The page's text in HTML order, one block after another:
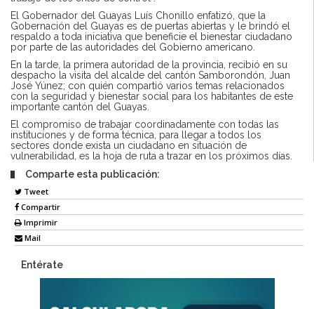
El Gobernador del Guayas Luís Chonillo enfatizó, que la
Gobernación del Guayas es de puertas abiertas y le brindó el
respaldo a toda iniciativa que beneficie el bienestar ciudadano
por parte de las autoridades del Gobierno americano.
En la tarde, la primera autoridad de la provincia, recibió en su
despacho la visita del alcalde del cantón Samborondón, Juan
José Yúnez; con quién compartió varios temas relacionados
con la seguridad y bienestar social para los habitantes de este
importante cantón del Guayas.
El compromiso de trabajar coordinadamente con todas las
instituciones y de forma técnica, para llegar a todos los
sectores donde exista un ciudadano en situación de
vulnerabilidad, es la hoja de ruta a trazar en los próximos días.
Comparte esta publicación:
Tweet
Compartir
Imprimir
Mail
Entérate